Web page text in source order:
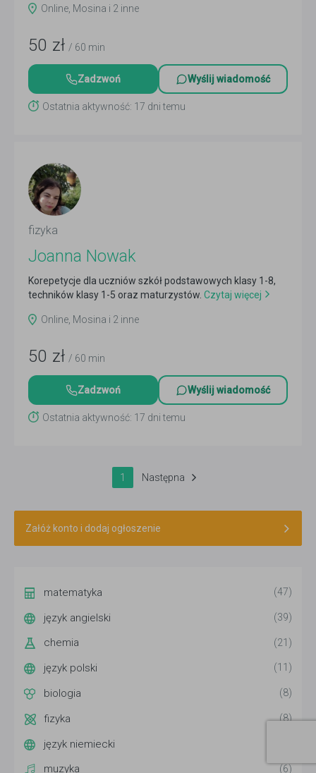
Online, Mosina i 2 inne
50 zł / 60 min
Zadzwoń Wyślij wiadomość
Ostatnia aktywność: 17 dni temu
fizyka
Joanna Nowak
Korepetycje dla uczniów szkół podstawowych klasy 1-8,
techników klasy 1-5 oraz maturzystów. Czytaj więcej
Online, Mosina i 2 inne
50 zł / 60 min
Zadzwoń Wyślij wiadomość
Ostatnia aktywność: 17 dni temu
1 Następna
Załóż konto i dodaj ogłoszenie
matematyka (47)
język angielski (39)
chemia (21)
język polski (11)
biologia (8)
fizyka (8)
język niemiecki
muzyka (6)